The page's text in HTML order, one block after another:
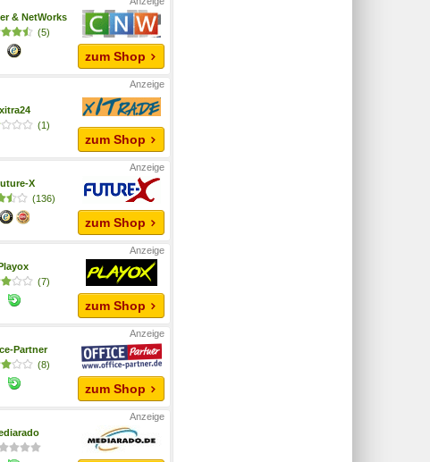
& NetWorks
(5)
zum Shop
xitra24
(1)
zum Shop
X
(136)
zum Shop
(7)
zum Shop
Partner
(8)
zum Shop